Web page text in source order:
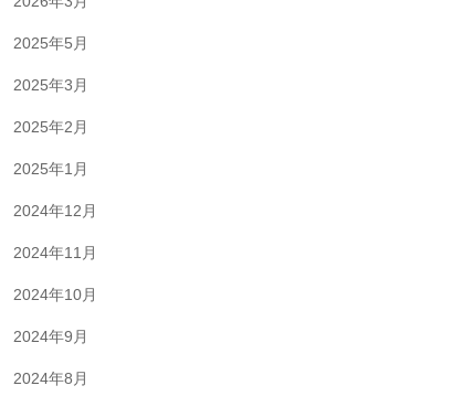
2025年5月
2025年3月
2025年2月
2025年1月
2024年12月
2024年11月
2024年10月
2024年9月
2024年8月